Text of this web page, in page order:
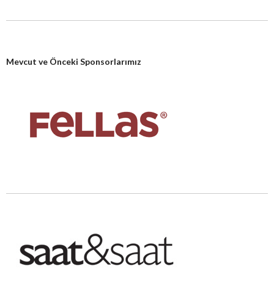
Mevcut ve Önceki Sponsorlarımız